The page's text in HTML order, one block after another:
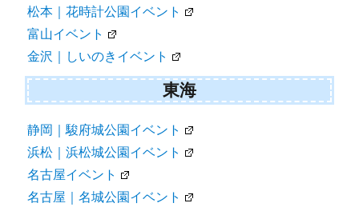
松本｜花時計公園イベント
富山イベント
金沢｜しいのきイベント
東海
静岡｜駿府城公園イベント
浜松｜浜松城公園イベント
名古屋イベント
名古屋｜名城公園イベント